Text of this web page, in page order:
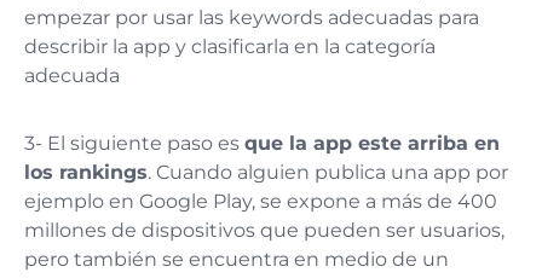
empezar por usar las keywords adecuadas para
describir la app y clasificarla en la categoría
adecuada
3- El siguiente paso es que la app este arriba en
los rankings. Cuando alguien publica una app por
ejemplo en Google Play, se expone a más de 400
millones de dispositivos que pueden ser usuarios,
pero también se encuentra en medio de un